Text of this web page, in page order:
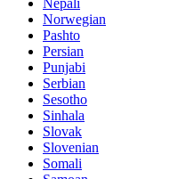
Nepali
Norwegian
Pashto
Persian
Punjabi
Serbian
Sesotho
Sinhala
Slovak
Slovenian
Somali